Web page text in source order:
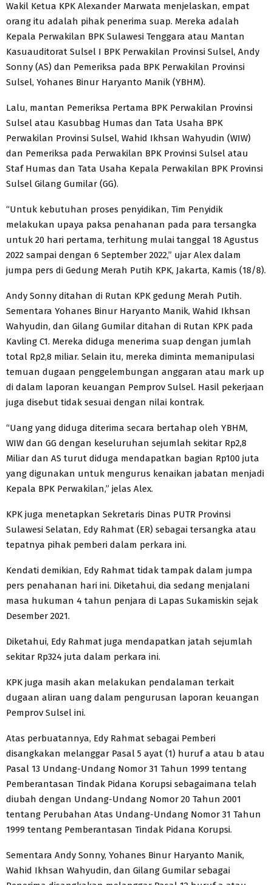
Wakil Ketua KPK Alexander Marwata menjelaskan, empat
orang itu adalah pihak penerima suap. Mereka adalah
Kepala Perwakilan BPK Sulawesi Tenggara atau Mantan
Kasuauditorat Sulsel I BPK Perwakilan Provinsi Sulsel, Andy
Sonny (AS) dan Pemeriksa pada BPK Perwakilan Provinsi
Sulsel, Yohanes Binur Haryanto Manik (YBHM).
Lalu, mantan Pemeriksa Pertama BPK Perwakilan Provinsi
Sulsel atau Kasubbag Humas dan Tata Usaha BPK
Perwakilan Provinsi Sulsel, Wahid Ikhsan Wahyudin (WIW)
dan Pemeriksa pada Perwakilan BPK Provinsi Sulsel atau
Staf Humas dan Tata Usaha Kepala Perwakilan BPK Provinsi
Sulsel Gilang Gumilar (GG).
“Untuk kebutuhan proses penyidikan, Tim Penyidik
melakukan upaya paksa penahanan pada para tersangka
untuk 20 hari pertama, terhitung mulai tanggal 18 Agustus
2022 sampai dengan 6 September 2022,” ujar Alex dalam
jumpa pers di Gedung Merah Putih KPK, Jakarta, Kamis (18/8).
Andy Sonny ditahan di Rutan KPK gedung Merah Putih.
Sementara Yohanes Binur Haryanto Manik, Wahid Ikhsan
Wahyudin, dan Gilang Gumilar ditahan di Rutan KPK pada
Kavling C1. Mereka diduga menerima suap dengan jumlah
total Rp2,8 miliar. Selain itu, mereka diminta memanipulasi
temuan dugaan penggelembungan anggaran atau mark up
di dalam laporan keuangan Pemprov Sulsel. Hasil pekerjaan
juga disebut tidak sesuai dengan nilai kontrak.
“Uang yang diduga diterima secara bertahap oleh YBHM,
WIW dan GG dengan keseluruhan sejumlah sekitar Rp2,8
Miliar dan AS turut diduga mendapatkan bagian Rp100 juta
yang digunakan untuk mengurus kenaikan jabatan menjadi
Kepala BPK Perwakilan,” jelas Alex.
KPK juga menetapkan Sekretaris Dinas PUTR Provinsi
Sulawesi Selatan, Edy Rahmat (ER) sebagai tersangka atau
tepatnya pihak pemberi dalam perkara ini.
Kendati demikian, Edy Rahmat tidak tampak dalam jumpa
pers penahanan hari ini. Diketahui, dia sedang menjalani
masa hukuman 4 tahun penjara di Lapas Sukamiskin sejak
Desember 2021.
Diketahui, Edy Rahmat juga mendapatkan jatah sejumlah
sekitar Rp324 juta dalam perkara ini.
KPK juga masih akan melakukan pendalaman terkait
dugaan aliran uang dalam pengurusan laporan keuangan
Pemprov Sulsel ini.
Atas perbuatannya, Edy Rahmat sebagai Pemberi
disangkakan melanggar Pasal 5 ayat (1) huruf a atau b atau
Pasal 13 Undang-Undang Nomor 31 Tahun 1999 tentang
Pemberantasan Tindak Pidana Korupsi sebagaimana telah
diubah dengan Undang-Undang Nomor 20 Tahun 2001
tentang Perubahan Atas Undang-Undang Nomor 31 Tahun
1999 tentang Pemberantasan Tindak Pidana Korupsi.
Sementara Andy Sonny, Yohanes Binur Haryanto Manik,
Wahid Ikhsan Wahyudin, dan Gilang Gumilar sebagai